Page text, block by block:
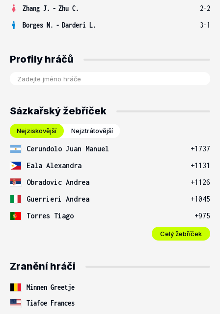
Zhang J. - Zhu C.
2-2
Borges N. - Darderi L. 3-1
Profily hráčů
Sázkařský žebříček
Nejziskovější Nejztrátovější
Cerundolo Juan Manuel
+1737
Eala Alexandra
+1131
Obradovic Andrea
+1126
Guerrieri Andrea
+1045
Torres Tiago
+975
Celý žebříček
Zranění hráči
Minnen Greetje
Tiafoe Frances